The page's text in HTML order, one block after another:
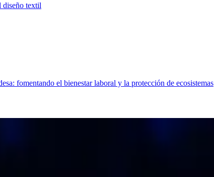
diseño textil
fomentando el bienestar laboral y la protección de ecosistemas